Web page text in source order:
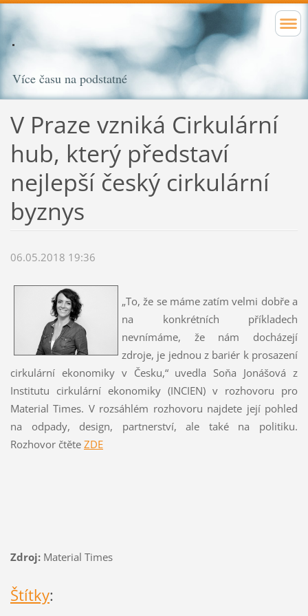
Více času na podstatné
V Praze vzniká Cirkulární
hub, který představí
nejlepší český cirkulární
byznys
06.05.2018 19:36
„To, že se máme zatím velmi dobře a
na konkrétních příkladech
nevnímáme, že nám docházejí
zdroje, je jednou z bariér k prosazení
cirkulární ekonomiky v Česku,“ uvedla Soňa Jonášová z
Institutu cirkulární ekonomiky (INCIEN) v rozhovoru pro
Material Times. V rozsáhlém rozhovoru najdete její pohled
na odpady, design, partnerství, ale také na politiku.
Rozhovor čtěte ZDE
Zdroj:Material Times
Štítky: